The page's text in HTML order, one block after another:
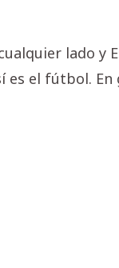
lado y
es el fútbol.